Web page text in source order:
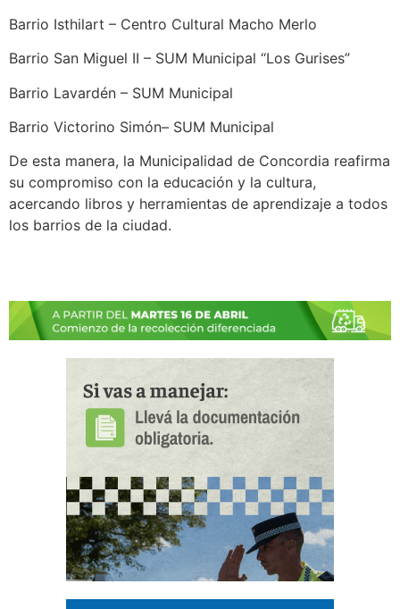
Barrio Isthilart – Centro Cultural Macho Merlo
Barrio San Miguel II – SUM Municipal “Los Gurises”
Barrio Lavardén – SUM Municipal
Barrio Victorino Simón– SUM Municipal
De esta manera, la Municipalidad de Concordia reafirma
su compromiso con la educación y la cultura,
acercando libros y herramientas de aprendizaje a todos
los barrios de la ciudad.